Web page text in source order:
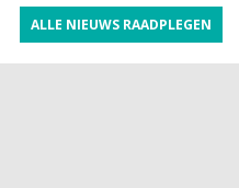
ALLE NIEUWS RAADPLEGEN